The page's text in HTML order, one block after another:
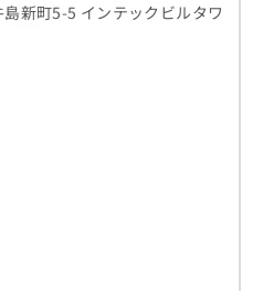
新町5-5 インテックビルタワ